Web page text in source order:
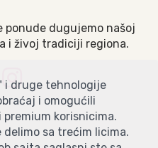
i druge tehnologije
i omogućili
korisnicima.
delimo sa trećim licima.
dugujemo našoj
i živoj tradiciji regiona.